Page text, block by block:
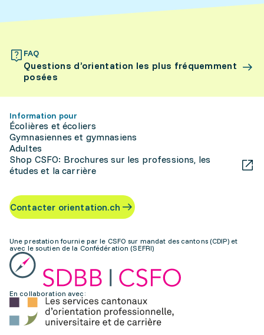
FAQ
Questions d’orientation les plus fréquemment
posées
Information pour
Écolières et écoliers
Gymnasiennes et gymnasiens
Adultes
Shop CSFO: Brochures sur les professions, les
études et la carrière
Contacter orientation.ch
Une prestation fournie par le CSFO sur mandat des cantons (CDIP) et
avec le soutien de la Confédération (SEFRI)
En collaboration avec: